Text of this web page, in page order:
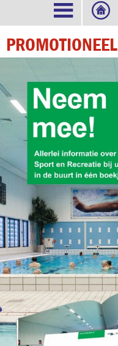
 
PROMOTIONEEL